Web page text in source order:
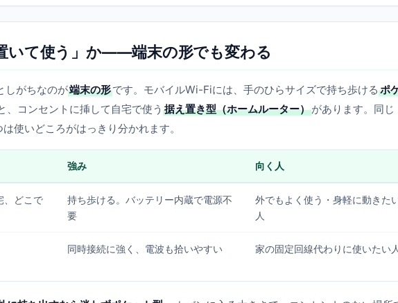
いて使う」か——端末の形でも変わる
しがちなのが端末の形です。モバイルWi-Fiには、手のひらサイズで持ち歩ける ポ
、コンセントに挿して自宅で使う 据え置き型（ホームルーター）があります。同じ
使いどころがはっきり分かれます。
強み 向く人
、どこで
持ち歩ける。バッテリー内蔵で電源不
要
外でもよく使う・身軽に動きた
人
同時接続に強く、電波も拾いやすい 家の固定回線代わりに使いたい